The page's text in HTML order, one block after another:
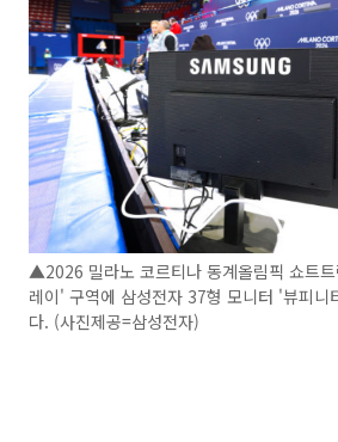
▲2026 밀라노 코르티나 동계올림픽 쇼트
레이' 구역에 삼성전자 37형 모니터 '뷰피
다. (사진제공=삼성전자)